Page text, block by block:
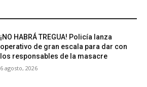
¡NO HABRÁ TREGUA! Policía lanza
operativo de gran escala para dar con
los responsables de la masacre
6 agosto, 2026